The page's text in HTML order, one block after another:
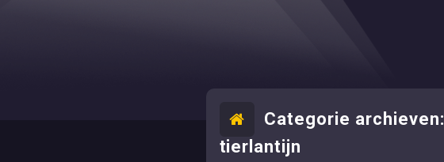
Categorie archieven:
tierlantijn